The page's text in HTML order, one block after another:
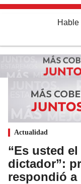
Hable
Actualidad
“Es usted
dictador”:
respondió a